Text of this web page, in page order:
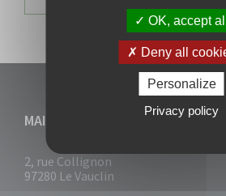
MAIRIE DU VAUCLIN
2, rue Collignon
97280 Le Vauclin
OK, accept all
Deny all
Personalize
Privacy policy